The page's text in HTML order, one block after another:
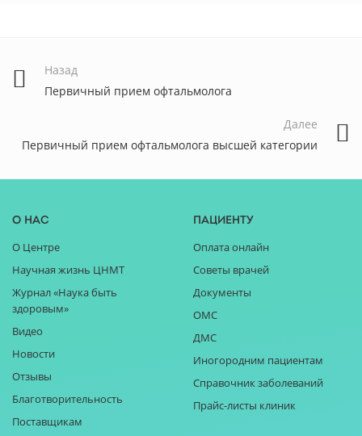
Назад
Первичный прием офтальмолога
Далее
Первичный прием офтальмолога высшей категории
О нас
О Центре
Научная жизнь ЦНМТ
Журнал «Наука быть
здоровым»
Видео
Новости
Отзывы
Благотворительность
Поставщикам
Пациенту
Оплата онлайн
Советы врачей
Документы
ОМС
ДМС
Иногородним пациентам
Справочник заболеваний
Прайс-листы клиник